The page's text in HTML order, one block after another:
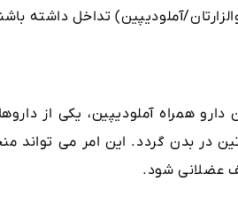
آملودیپین) تداخل داشته
همراه آملودیپین، یکی از
در بدن گردد. این امر می تواند
عضلانی شود.